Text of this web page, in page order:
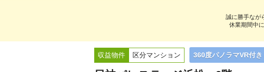
誠に勝手なが
休業期間中
収益物件 区分マンション 360度パノラマVR付き